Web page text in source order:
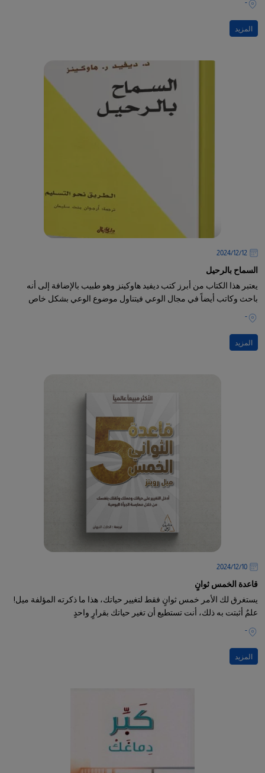
المزيد
12‏/12‏/2024
السماح بالرحيل
يعتبر هذا الكتاب من أبرز كتب ديفيد هاوكينز وهو طبيب بالإضافة إلى أنه
باحث وكاتب أيضاً في مجال الوعي فيتناول موضوع الوعي بشكل خاص
-
المزيد
10‏/12‏/2024
قاعدة الخمس ثوانٍ
يستغرق لك الأمر خمس ثوانٍ فقط لتغيير حياتك، هذا ما ذكرته المؤلفة ميل!
علمٌ أثبتت به ذلك، أنت تستطيع أن تغير حياتك بقرارٍ واحدٍ
-
المزيد